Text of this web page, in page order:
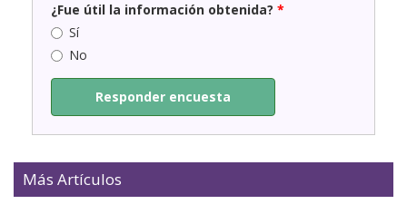
¿Fue útil la información obtenida? *
Sí
No
Responder encuesta
Más Artículos